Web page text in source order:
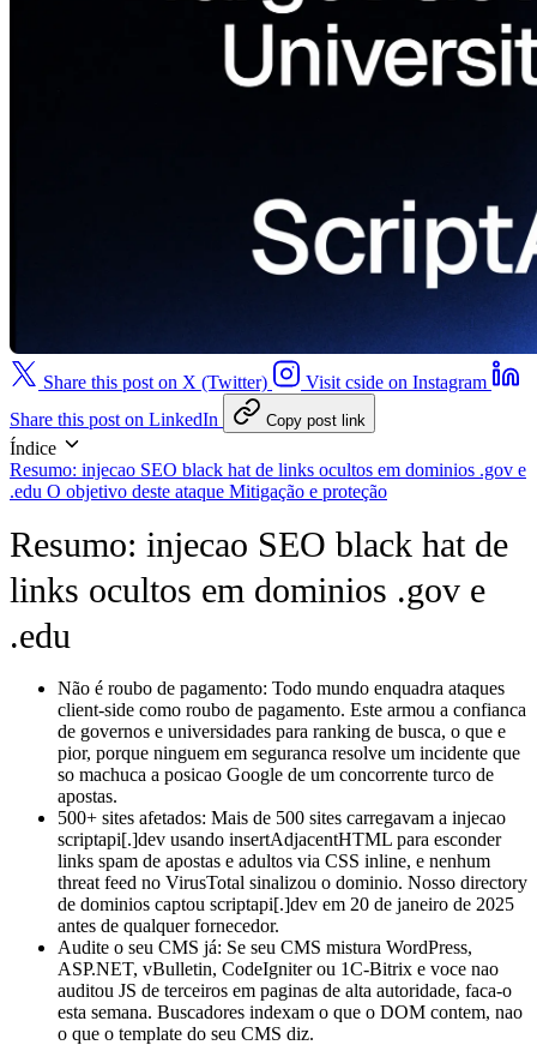
Share this post on X (Twitter)
Visit cside on Instagram
Share this post on LinkedIn
Copy post link
Índice
Resumo: injecao SEO black hat de links ocultos em dominios .gov e
.edu O objetivo deste ataque Mitigação e proteção
Resumo: injecao SEO black hat de
links ocultos em dominios .gov e
.edu
Não é roubo de pagamento: Todo mundo enquadra ataques
client-side como roubo de pagamento. Este armou a confianca
de governos e universidades para ranking de busca, o que e
pior, porque ninguem em seguranca resolve um incidente que
so machuca a posicao Google de um concorrente turco de
apostas.
500+ sites afetados: Mais de 500 sites carregavam a injecao
scriptapi[.]dev usando insertAdjacentHTML para esconder
links spam de apostas e adultos via CSS inline, e nenhum
threat feed no VirusTotal sinalizou o dominio. Nosso directory
de dominios captou scriptapi[.]dev em 20 de janeiro de 2025
antes de qualquer fornecedor.
Audite o seu CMS já: Se seu CMS mistura WordPress,
ASP.NET, vBulletin, CodeIgniter ou 1C-Bitrix e voce nao
auditou JS de terceiros em paginas de alta autoridade, faca-o
esta semana. Buscadores indexam o que o DOM contem, nao
o que o template do seu CMS diz.